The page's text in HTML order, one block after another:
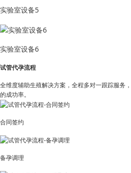
实验室设备5
实验室设备6
试管代孕流程
全维度辅助生殖解决方案，全程多对一跟踪服务
的成功率。
合同签约
备孕调理